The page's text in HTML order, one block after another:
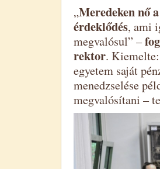
„Meredeken nő
érdeklődés, ami
megvalósul” –
rektor.
egyetem saját
menedzselése
megvalósítani –